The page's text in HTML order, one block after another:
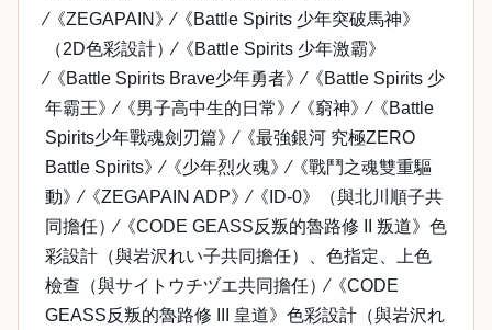
∕《ZEGAPAIN》∕《Battle Spirits 少年突破馬神》
（2D色彩設計）∕《Battle Spirits 少年激霸》
∕《Battle Spirits Brave少年勇者》∕《Battle Spirits 少
年霸王》∕《男子高中生的日常》∕《窮神》∕《Battle
Spirits少年戰魂劍刃篇》∕《最強銀河 究極ZERO
Battle Spirits》∕《少年烈火魂》∕《戰鬥之魂雙重驅
動》∕《ZEGAPAIN ADP》∕《ID-0》（與北川順子共
同擔任）∕《CODE GEASS反叛的魯路修 II 叛道》色
彩設計（與岩沢れい子共同擔任）、色指定、上色
檢查（與サイトウチヅエ共同擔任）∕《CODE
GEASS反叛的魯路修 III 皇道》色彩設計（與岩沢れ